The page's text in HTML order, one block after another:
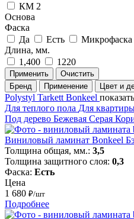
КМ 2
Основа
Фаска
Да
Есть
Микрофаска
Длина, мм.
1,400
1220
Применить
Очистить
Бренд
Применение Цвет и
Polystyl Tarkett Bonkeel
Для теплого пола Для
Под дерево Бежевая Серая
Виниловый ламинат Bonkeel
Толщина общая, мм.: 3,5
Толщина защитного слоя: 0,3
Фаска: Есть
Цена
1 680 ₽/шт
Подробнее